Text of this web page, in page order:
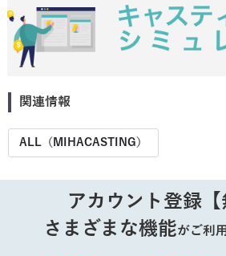
関連情報
ALL（MIHACASTING）
アカウント登録【
さまざまな機能がご利